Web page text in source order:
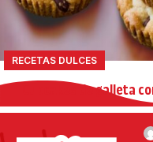
RECETAS DULCES
Cupcakes de galleta